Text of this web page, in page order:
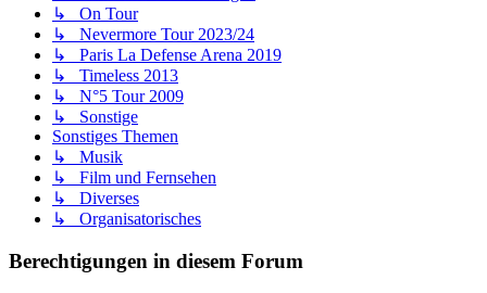
↳ On Tour
↳ Nevermore Tour 2023/24
↳ Paris La Defense Arena 2019
↳ Timeless 2013
↳ N°5 Tour 2009
↳ Sonstige
Sonstiges Themen
↳ Musik
↳ Film und Fernsehen
↳ Diverses
↳ Organisatorisches
Berechtigungen in diesem Forum